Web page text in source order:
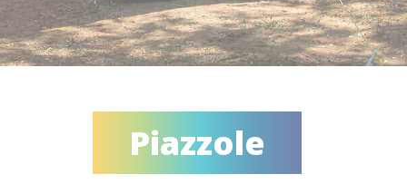
Piazzole